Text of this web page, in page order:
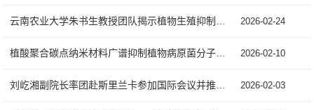
2026-02-24
2026-02-10
2026-02-03